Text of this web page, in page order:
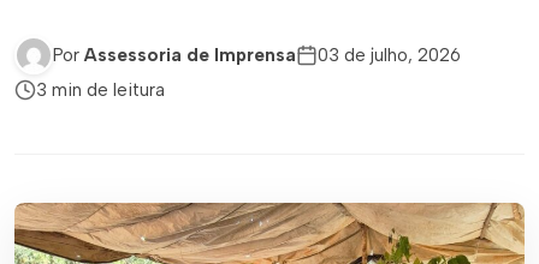
Por Assessoria de Imprensa
03 de julho, 2026
3 min de leitura